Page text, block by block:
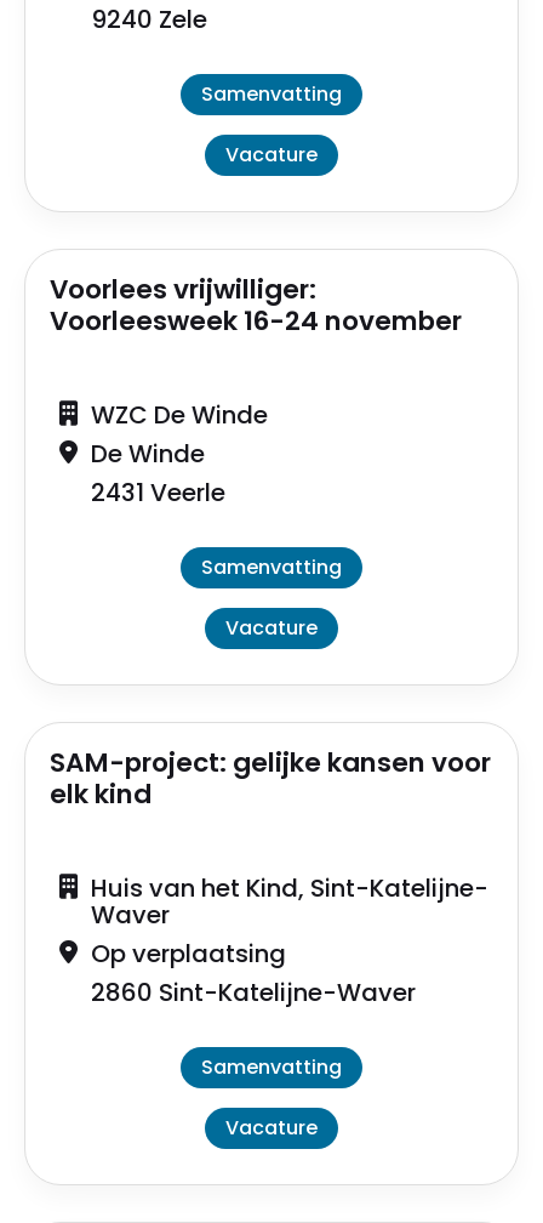
9240 Zele
Samenvatting
Vacature
Voorlees vrijwilliger:
Voorleesweek 16-24 november
WZC De Winde
De Winde
2431 Veerle
Samenvatting
Vacature
SAM-project: gelijke kansen voor
elk kind
Huis van het Kind, Sint-Katelijne-
Waver
Op verplaatsing
2860 Sint-Katelijne-Waver
Samenvatting
Vacature